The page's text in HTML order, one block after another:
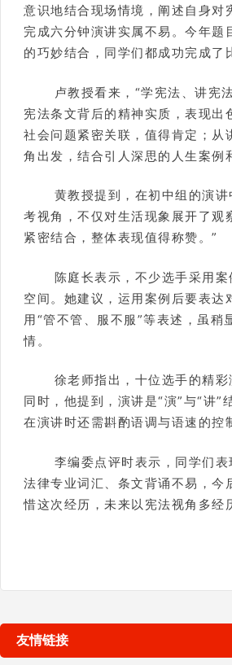
意识地结合现场情境，阐述自身
完成六分钟演讲实属不易。今年
的巧妙结合，同学们都成功完成了
卢教授看来，“学宪法、讲宪
宪法条文背后的精神实质，表现
社会问题紧密关联，值得肯定；
角出发，结合引人深思的人生案例
黄教授提到，在初中组的演
考视角，不仅对生活现象展开了观
紧密结合，整体表现值得称赞。”
陈庭长表示，不少选手采用
空间。她建议，运用案例后要表
用“管不管、服不服”等表述，虽
情。
徐老师指出，十位选手的精
同时，他提到，演讲是“演”与“讲
在演讲时还需斟酌语调与语速的控
李编委点评时表示，同学们
法律专业词汇、条文背诵不易，今
惜这次经历，未来以宪法视角多
友情链接